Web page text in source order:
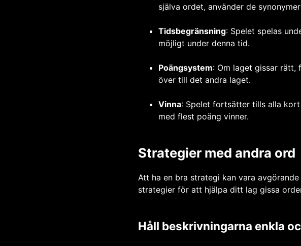
själva ordet, använder de
Tidsbegränsning: Spelet spelas
möjligt under denna tid.
Poängsystem: Om laget gissar rätt,
över till det andra laget.
Vinna: Spelet fortsätter tills alla
med flest poäng vinner.
Strategier med andra ord
Att ha en bra strategi kan vara
strategier för att hjälpa ditt lag gissa
Håll beskrivningarna enkla